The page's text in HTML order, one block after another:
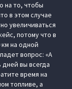
на то, чтобы
в этом случае
увеличиваться
потому что в
на одной
вопрос: «А
дней вы всегда
время на
топливе, а